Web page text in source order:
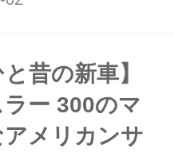
S 100-500mm F5-7...
と昔の新車】
ー 300のマ
メリカンサ